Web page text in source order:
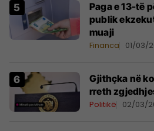
Paga e 13-të
publik
muaji
Financa 01/03/
Gjithçka në
rreth
Politikë 02/03/